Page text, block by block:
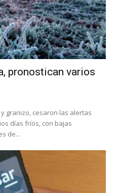
pronostican varios
granizo, cesaron las alertas
días fríos, con bajas
de...